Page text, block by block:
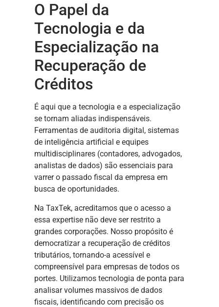
O Papel da
Tecnologia e da
Especialização na
Recuperação de
Créditos
É aqui que a tecnologia e a especialização
se tornam aliadas indispensáveis.
Ferramentas de auditoria digital, sistemas
de inteligência artificial e equipes
multidisciplinares (contadores, advogados,
analistas de dados) são essenciais para
varrer o passado fiscal da empresa em
busca de oportunidades.
Na TaxTek, acreditamos que o acesso a
essa expertise não deve ser restrito a
grandes corporações. Nosso propósito é
democratizar a recuperação de créditos
tributários, tornando-a acessível e
compreensível para empresas de todos os
portes. Utilizamos tecnologia de ponta para
analisar volumes massivos de dados
fiscais, identificando com precisão os